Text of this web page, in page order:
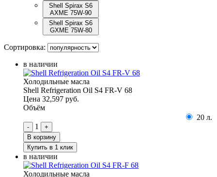
Shell Spirax S6
AXME 75W-90
Shell Spirax S6
GXME 75W-80
Сортировка:
в наличии
Холодильные масла
Shell Refrigeration Oil S4 FR-V 68
Цена 32,597 руб.
Объём
20 л.
- 1
+
В корзину
Купить в 1 клик
в наличии
Холодильные масла